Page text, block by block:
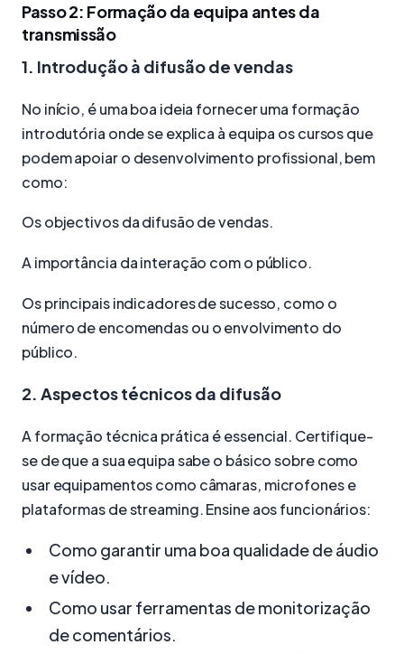
Passo 2: Formação da equipa antes da
transmissão
1. Introdução à difusão de vendas
No início, é uma boa ideia fornecer uma formação
introdutória onde se explica à equipa os cursos que
podem apoiar o desenvolvimento profissional, bem
como:
Os objectivos da difusão de vendas.
A importância da interação com o público.
Os principais indicadores de sucesso, como o
número de encomendas ou o envolvimento do
público.
2. Aspectos técnicos da difusão
A formação técnica prática é essencial. Certifique-
se de que a sua equipa sabe o básico sobre como
usar equipamentos como câmaras, microfones e
plataformas de streaming. Ensine aos funcionários:
Como garantir uma boa qualidade de áudio
e vídeo.
Como usar ferramentas de monitorização
de comentários.